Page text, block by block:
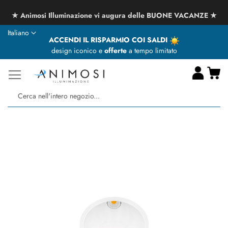
★ Animosi Illuminazione vi augura delle BUONE VACANZE ★
ACCENDI IL RISPARMIO COI SALDI
design iconico e offertea tempo limitato
Lingua
Italiano